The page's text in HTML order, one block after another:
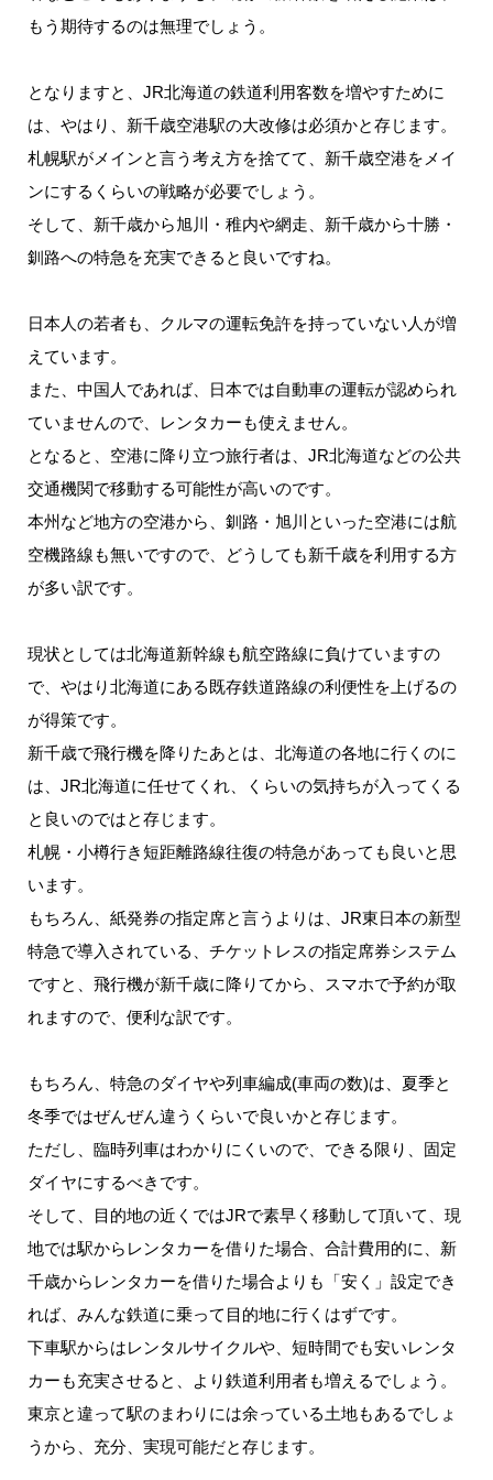
もう期待するのは無理でしょう。
となりますと、JR北海道の鉄道利用客数を増やすために
は、やはり、新千歳空港駅の大改修は必須かと存じます。
札幌駅がメインと言う考え方を捨てて、新千歳空港をメイ
ンにするくらいの戦略が必要でしょう。
そして、新千歳から旭川・稚内や網走、新千歳から十勝・
釧路への特急を充実できると良いですね。
日本人の若者も、クルマの運転免許を持っていない人が増
えています。
また、中国人であれば、日本では自動車の運転が認められ
ていませんので、レンタカーも使えません。
となると、空港に降り立つ旅行者は、JR北海道などの公共
交通機関で移動する可能性が高いのです。
本州など地方の空港から、釧路・旭川といった空港には航
空機路線も無いですので、どうしても新千歳を利用する方
が多い訳です。
現状としては北海道新幹線も航空路線に負けていますの
で、やはり北海道にある既存鉄道路線の利便性を上げるの
が得策です。
新千歳で飛行機を降りたあとは、北海道の各地に行くのに
は、JR北海道に任せてくれ、くらいの気持ちが入ってくる
と良いのではと存じます。
札幌・小樽行き短距離路線往復の特急があっても良いと思
います。
もちろん、紙発券の指定席と言うよりは、JR東日本の新型
特急で導入されている、チケットレスの指定席券システム
ですと、飛行機が新千歳に降りてから、スマホで予約が取
れますので、便利な訳です。
もちろん、特急のダイヤや列車編成(車両の数)は、夏季と
冬季ではぜんぜん違うくらいで良いかと存じます。
ただし、臨時列車はわかりにくいので、できる限り、固定
ダイヤにするべきです。
そして、目的地の近くではJRで素早く移動して頂いて、現
地では駅からレンタカーを借りた場合、合計費用的に、新
千歳からレンタカーを借りた場合よりも「安く」設定でき
れば、みんな鉄道に乗って目的地に行くはずです。
下車駅からはレンタルサイクルや、短時間でも安いレンタ
カーも充実させると、より鉄道利用者も増えるでしょう。
東京と違って駅のまわりには余っている土地もあるでしょ
うから、充分、実現可能だと存じます。